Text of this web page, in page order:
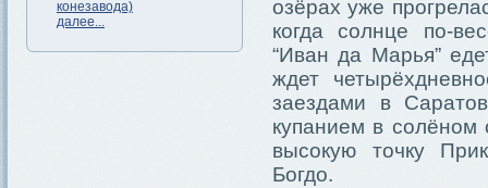
конезавода)
далее...
озёрах уже
когда солнце по-
“Иван да Марья”
ждет
заездами в
купанием в солёном
высокую точку
Богдо.